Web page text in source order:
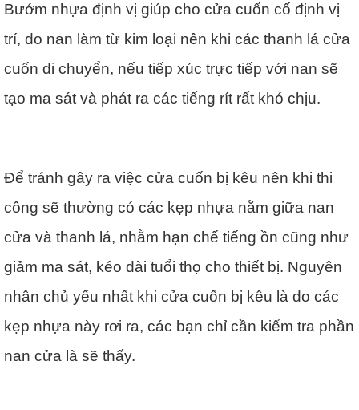
Bướm nhựa định vị giúp cho cửa cuốn cố định vị
trí, do nan làm từ kim loại nên khi các thanh lá cửa
cuốn di chuyển, nếu tiếp xúc trực tiếp với nan sẽ
tạo ma sát và phát ra các tiếng rít rất khó chịu.
Để tránh gây ra việc cửa cuốn bị kêu nên khi thi
công sẽ thường có các kẹp nhựa nằm giữa nan
cửa và thanh lá, nhằm hạn chế tiếng ồn cũng như
giảm ma sát, kéo dài tuổi thọ cho thiết bị. Nguyên
nhân chủ yếu nhất khi cửa cuốn bị kêu là do các
kẹp nhựa này rơi ra, các bạn chỉ cần kiểm tra phần
nan cửa là sẽ thấy.